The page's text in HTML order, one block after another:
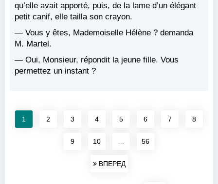
qu’elle avait apporté, puis, de la lame d’un élégant
petit canif, elle tailla son crayon.
— Vous y êtes, Mademoiselle Hélène ? demanda
M. Martel.
— Oui, Monsieur, répondit la jeune fille. Vous
permettez un instant ?
1 2 3 4 5 6 7 8
9 10 56
ВПЕРЕД